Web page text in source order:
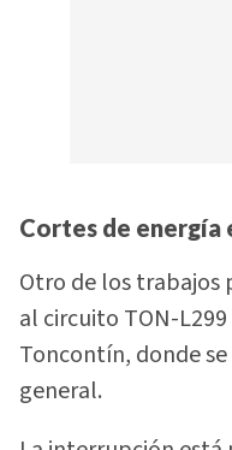
Cortes de energía
Otro de los trabajos
al circuito TON-
Toncontín, donde
general.